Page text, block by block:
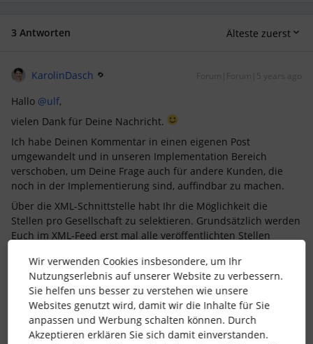
3 Antworten Älteste zuerst
KarolinDasch Forum|Forum|5 years ago
Hallo @ulf,
vielen Dank für Deine Nachricht.
Ich habe Deinen Kommentar in einen eigenen Post
umgewandelt und in unseren Implementation Bereich
verschoben, um Deine Frage auch für andere Kunden, die
noch in der Implementierung sind, auffindbar zu machen.
Über die XML-Schnittstelle habt Ihr die Möglichkeit die
Stellen pro Gesellschaft zu selektieren. Grundsätzlich werden
Euch im XML-Feed erst mal alle veröffentlichten Stellen
und Daten proGesellschaftaus dem Feed filtern und auf der
jeweiligen Homepage Eurer Tochtergesellschaft einbinden.
So werden auf den entsprechenden Websites ausschließlich
die gewünschten Stellenausschreibungen eingebunden.
Alternativ könnt Ihr diese Differenzierung mithilfe
Wir verwenden Cookies insbesondere, um Ihr
Nutzungserlebnis auf unserer Website zu verbessern.
Sie helfen uns besser zu verstehen wie unsere
Websites genutzt wird, damit wir die Inhalte für Sie
anpassen und Werbung schalten können. Durch
Akzeptieren erklären Sie sich damit einverstanden.